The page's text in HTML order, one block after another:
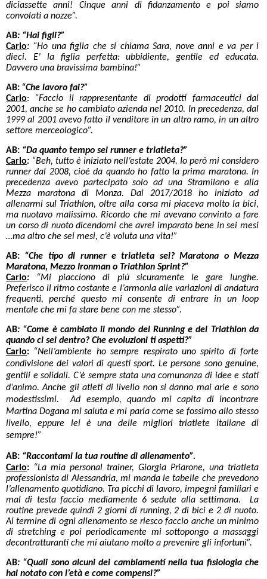
diciassette anni! Cinque anni di fidanzamento e poi siamo
convolati a nozze”.
AB: “Hai figli?”
Carlo: “Ho una figlia che si chiama Sara, nove anni e va per i
dieci. E’ la figlia perfetta: ubbidiente, gentile ed educata.
Davvero una bravissima bambina!”
AB: “Che lavoro fai?”
Carlo: “Faccio il rappresentante di prodotti farmaceutici dal
2001, anche se ho cambiato azienda nel 2010. In precedenza, dal
1999 al 2001 avevo fatto il venditore in un altro ramo, in un altro
settore merceologico”.
AB: “Da quanto tempo sei runner e triatleta?”
Carlo: “Beh, tutto è iniziato nell’estate 2004. Io però mi considero
runner dal 2008, cioè da quando ho fatto la prima maratona. In
precedenza avevo partecipato solo ad una Stramilano e alla
Mezza maratona di Monza. Dal 2017/2018 ho iniziato ad
allenarmi sul Triathlon, oltre alla corsa mi piaceva molto la bici,
ma nuotavo malissimo. Ricordo che mi avevano convinto a fare
un corso di nuoto dicendomi che avrei imparato bene in sei mesi
…ma altro che sei mesi, c’è voluta una vita!”
AB: “Che tipo di runner e triatleta sei? Maratona o Mezza
Maratona, Mezzo Ironman o Triathlon Sprint?”
Carlo:
“Mi piacciono di più sicuramente le gare lunghe.
Preferisco il ritmo costante e l’armonia alle variazioni di andatura
frequenti, perché questo mi consente di entrare in un loop
mentale che mi fa stare bene con me stesso”.
AB: “Come è cambiato il mondo del Running e del Triathlon da
quando ci sei dentro? Che evoluzioni ti aspetti?”
Carlo: “Nell’ambiente ho sempre respirato uno spirito di forte
condivisione dei valori di questi sport. Le persone sono genuine,
gentili e solidali. C’è sempre stata una comunanza di idee e stati
d’animo. Anche gli atleti di livello non si danno mai arie e sono
modestissimi. Ad esempio, quando mi capita di incontrare
Martina Dogana mi saluta e mi parla come se fossimo allo stesso
livello, eppure lei è una delle migliori triatlete italiane di
sempre!”
AB: “Raccontami la tua routine di allenamento”.
Carlo: “La mia personal trainer, Giorgia Priarone, una triatleta
professionista di Alessandria, mi manda le tabelle che prevedono
l’allenamento quotidiano. Tra picchi di lavoro, impegni familiari e
mal di testa faccio mediamente 6 sedute alla settimana. La
routine prevede quindi 2 giorni di running, 2 di bici e 2 di nuoto.
Al termine di ogni allenamento se riesco faccio anche un minimo
di stretching e poi periodicamente mi sottopongo a massaggi
decontratturanti che mi aiutano molto a prevenire gli infortuni”.
AB: “Quali sono alcuni dei cambiamenti nella tua fisiologia che
hai notato con l’età e come compensi?”